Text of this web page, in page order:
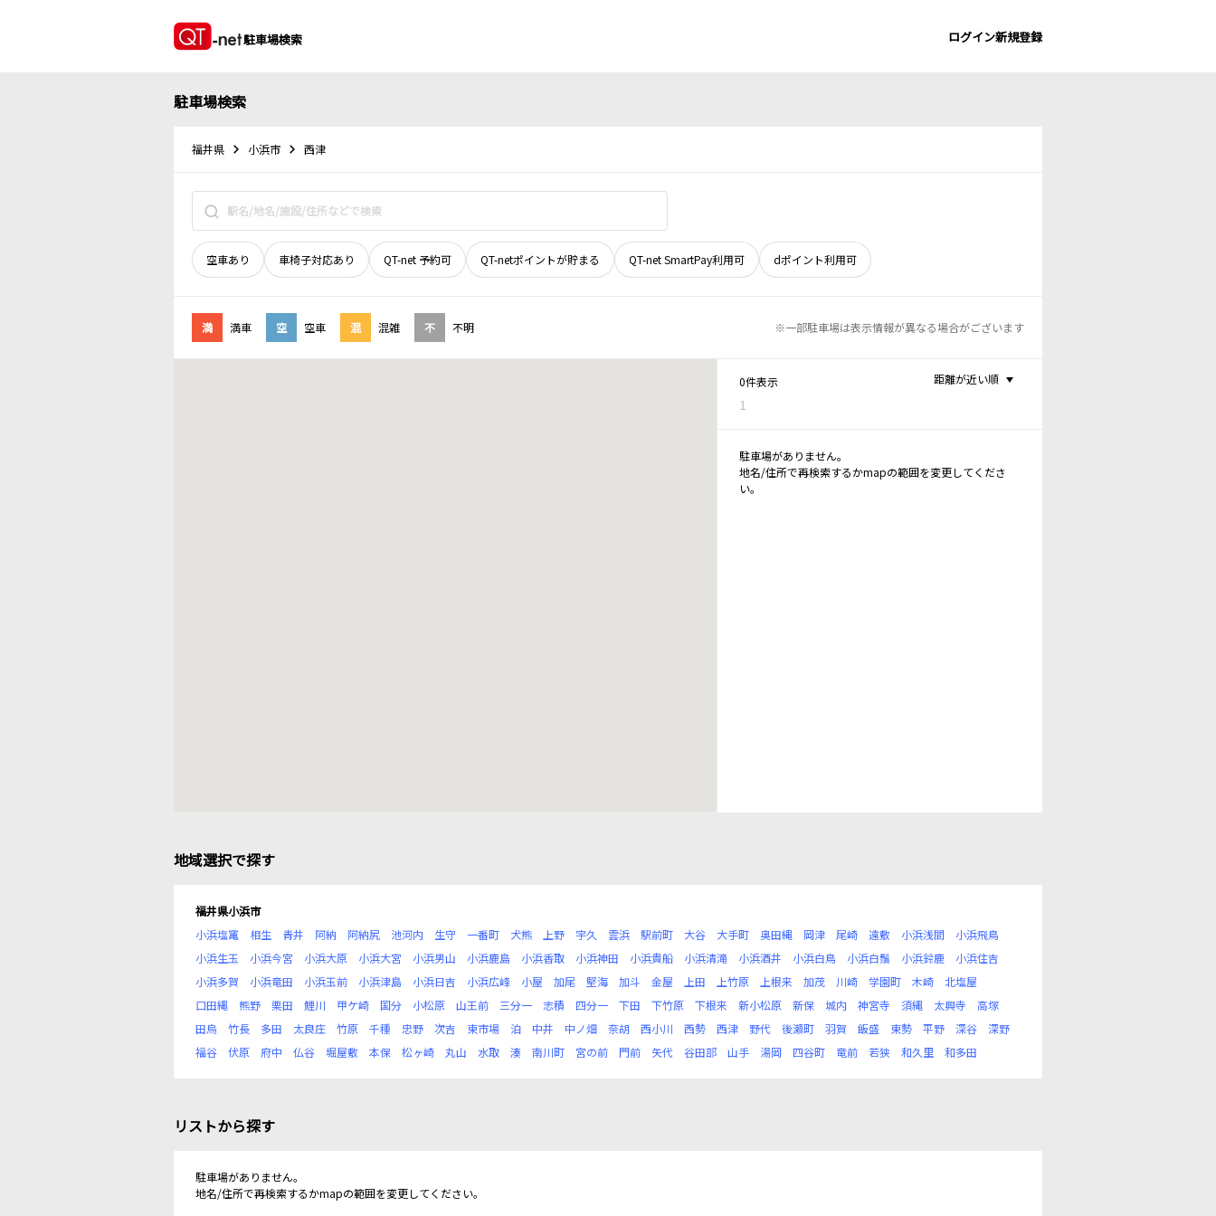
駐車場検索 ログイン新規登録
駐車場検索
福井県 小浜市 西津
空車あり 車椅子対応あり QT-net 予約可 QT-netポイントが貯まる QT-net SmartPay利用可 dポイント利用可
満 満車 空 空車 混 混雑 不 不明 ※一部駐車場は表示情報が異なる場合がございます
0件表示
1
距離が近い順
駐車場がありません。
地名/住所で再検索するかmapの範囲を変更してくださ
い。
地域選択で探す
福井県小浜市
小浜塩竃
相生 青井 阿納 阿納尻 池河内 生守 一番町 犬熊 上野 宇久 雲浜 駅前町 大谷 大手町 奥田縄 岡津 尾崎 遠敷 小浜浅間
小浜飛鳥
小浜生玉
小浜今宮 小浜大原 小浜大宮 小浜男山 小浜鹿島 小浜香取 小浜神田 小浜貴船 小浜清滝 小浜酒井 小浜白鳥 小浜白鬚 小浜鈴鹿
小浜住吉
小浜多賀
小浜竜田 小浜玉前 小浜津島 小浜日吉 小浜広峰 小屋 加尾 堅海 加斗 金屋 上田 上竹原 上根来 加茂 川崎 学園町 木崎
北塩屋
口田縄
熊野 栗田 鯉川 甲ケ崎 国分 小松原 山王前 三分一 志積 四分一 下田 下竹原 下根来 新小松原 新保 城内 神宮寺 須縄 太興寺
高塚
田烏
竹長 多田 太良庄 竹原 千種 忠野 次吉 東市場 泊 中井 中ノ畑 奈胡 西小川 西勢 西津 野代 後瀬町 羽賀 飯盛 東勢 平野 深谷
深野
福谷
伏原 府中 仏谷 堀屋敷 本保 松ヶ崎 丸山 水取 湊 南川町 宮の前 門前 矢代 谷田部 山手 湯岡 四谷町 竜前 若狭 和久里 和多田
リストから探す
駐車場がありません。
地名/住所で再検索するかmapの範囲を変更してください。